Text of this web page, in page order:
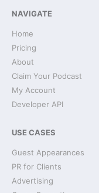
NAVIGATE
Home
Pricing
About
Claim Your Podcast
My Account
Developer API
USE CASES
Guest Appearances
PR for Clients
Advertising